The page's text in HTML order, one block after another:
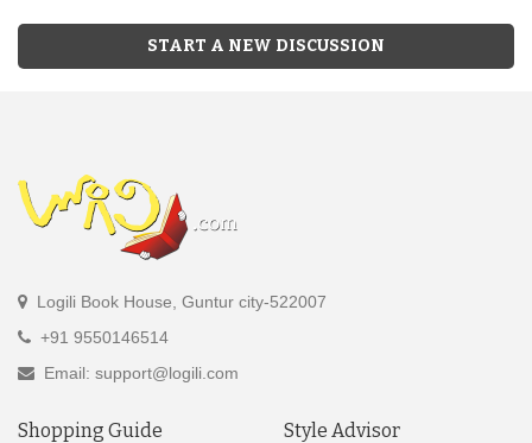
START A NEW DISCUSSION
Logili Book House, Guntur city-522007
+91 9550146514
Email: support@logili.com
Shopping Guide Style Advisor